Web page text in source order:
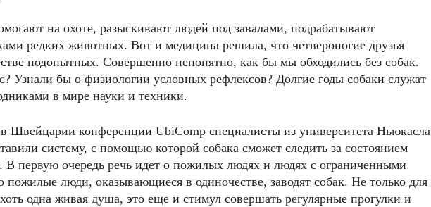
на охоте, разыскивают людей под завалами, подрабатывают
редких животных. Вот и медицина решила, что четвероногие друзья
подопытных. Совершенно непонятно, как бы мы обходились без собак.
Узнали бы о физиологии условных рефлексов? Долгие годы собаки служат
в мире науки и техники.
Швейцарии конференции UbiComp специалисты из университета Ньюкасла
систему, с помощью которой собака сможет следить за состоянием
В первую очередь речь идет о пожилых людях и людях с ограниченными
пожилые люди, оказывающиеся в одиночестве, заводят собак. Не только для
одна живая душа, это еще и стимул совершать регулярные прогулки и